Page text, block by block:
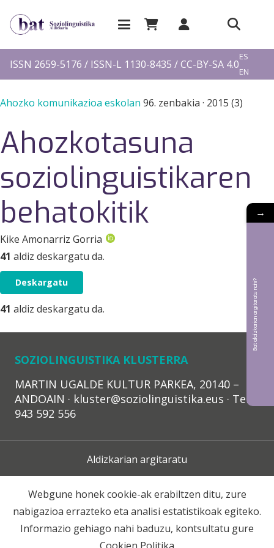
ISSN 2659-5176 / ISSN-L 1130-8435 / CC-BY-SA 4.0
ES
EN
Ahozko komunikazioa eskolan 96. zenbakia · 2015 (3)
Ahozkotasuna
soziolinguistikaren
behatokitik
Kike Amonarriz Gorria
41 aldiz deskargatu da.
Deskargatu
41 aldiz deskargatu da.
SOZIOLINGUISTIKA KLUSTERRA
MARTIN UGALDE KULTUR PARKEA, 20140 –
ANDOAIN · kluster@soziolinguistika.eus · Tel.:
943 592 556
Aldizkarian argitaratu
Lege Oharra
Harpidetza
Webgune honek cookie-ak erabiltzen ditu, zure
nabigazioa errazteko eta analisi estatistikoak egiteko.
Informazio gehiago nahi baduzu, kontsultatu gure
→
Bat aldizkarian argitaratu nahi?